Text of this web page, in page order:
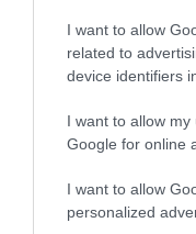
I want to allow
related to
device identifiers
I want to allow
Google for online
I want to allow
personalized